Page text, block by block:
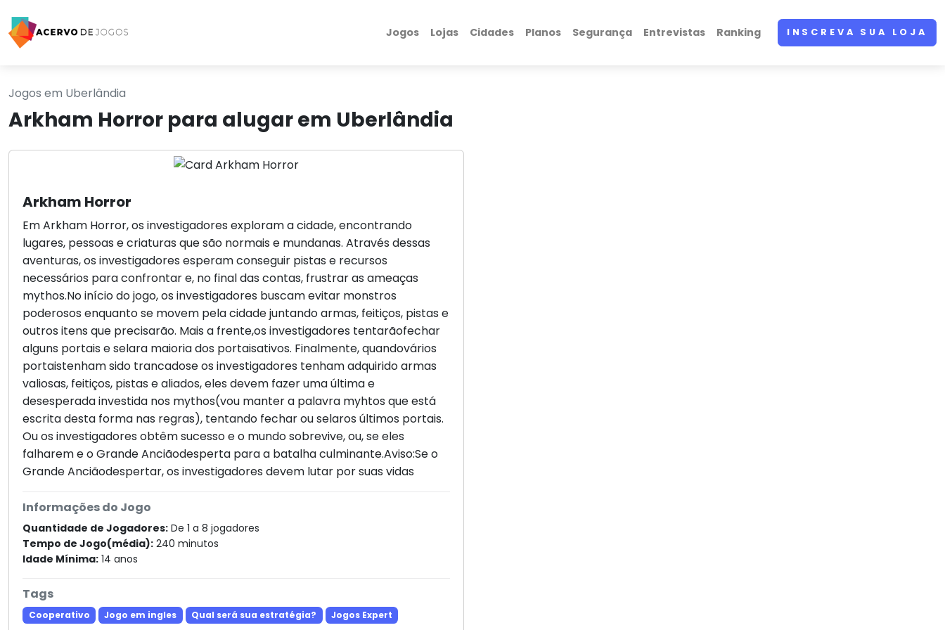
Jogos Lojas Cidades Planos Segurança Entrevistas Ranking INSCREVA SUA LOJA
Jogos em Uberlândia
Arkham Horror para alugar em Uberlândia
Arkham Horror
Em Arkham Horror, os investigadores exploram a cidade, encontrando
lugares, pessoas e criaturas que são normais e mundanas. Através dessas
aventuras, os investigadores esperam conseguir pistas e recursos
necessários para confrontar e, no final das contas, frustrar as ameaças
mythos.No início do jogo, os investigadores buscam evitar monstros
poderosos enquanto se movem pela cidade juntando armas, feitiços, pistas e
outros itens que precisarão. Mais a frente,os investigadores tentarãofechar
alguns portais e selara maioria dos portaisativos. Finalmente, quandovários
portaistenham sido trancadose os investigadores tenham adquirido armas
valiosas, feitiços, pistas e aliados, eles devem fazer uma última e
desesperada investida nos mythos(vou manter a palavra myhtos que está
escrita desta forma nas regras), tentando fechar ou selaros últimos portais.
Ou os investigadores obtêm sucesso e o mundo sobrevive, ou, se eles
falharem e o Grande Anciãodesperta para a batalha culminante.Aviso:Se o
Grande Anciãodespertar, os investigadores devem lutar por suas vidas
Informações do Jogo
Quantidade de Jogadores: De 1 a 8 jogadores
Tempo de Jogo(média): 240 minutos
Idade Mínima: 14 anos
Tags
Cooperativo Jogo em ingles Qual será sua estratégia? Jogos Expert